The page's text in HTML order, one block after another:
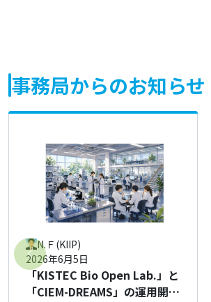
事務局からのお知らせ
「KISTEC Bio Open Lab.」と
「CIEM-DREAMS」の運用開始
2026年6月5日
N.Ｆ(KIIP)